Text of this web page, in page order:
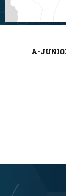
A-